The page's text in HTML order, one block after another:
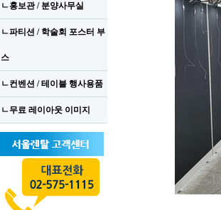
ㄴ홍보관 / 분양사무실
ㄴ파티션 / 학술회 포스터 부
스
ㄴ컨벤션 / 테이블 행사용품
ㄴ무료 레이아웃 이미지